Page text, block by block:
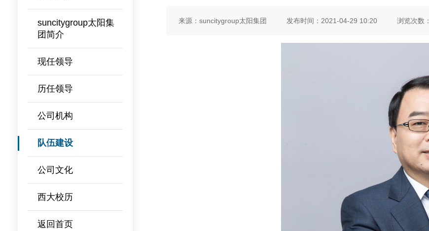
​suncitygroup太阳集
团简介
现任领导
历任领导
公司机构
队伍建设
公司文化
西大校历
返回首页
来源：suncitygroup太阳集团 发布时间：2021-04-29 10:20 浏览次数：